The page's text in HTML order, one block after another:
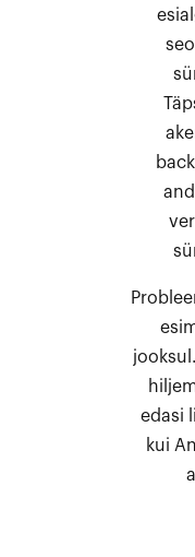
edasi
kui